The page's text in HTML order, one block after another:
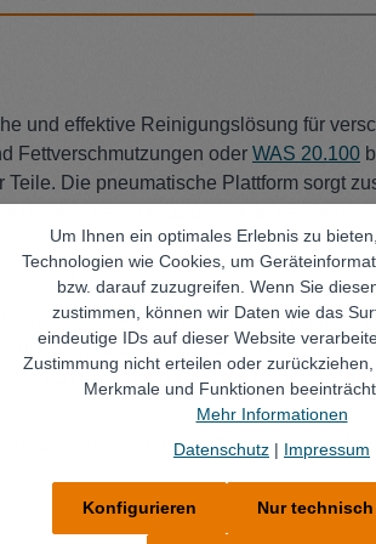
und effektive Reinigungslösung für
Fettverschmutzungen oder WAS 20.100
Die pneumatische Plattform sorgt
je nach Verschmutzungsgrad der Teile,
wird in ein Bad mit Reinigungsflüssigkeit
zusätzlich und sorgt so für
Verschmutzungen kann die
von verschiedensten Bauteilen und
Um Ihnen ein optimales Erlebnis zu
Technologien wie Cookies, um
bzw. darauf zuzugreifen. Wenn Sie
zustimmen, können wir Daten wie das
eindeutige IDs auf dieser Website
Zustimmung nicht erteilen oder
Merkmale und Funktionen
Mehr Informationen
Datenschutz | Impressum
Nur
Konfigurieren